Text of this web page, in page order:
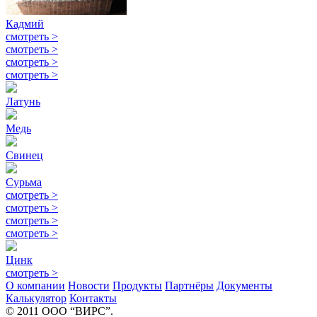
Кадмий
смотреть >
смотреть >
смотреть >
смотреть >
Латунь
Медь
Свинец
Сурьма
смотреть >
смотреть >
смотреть >
смотреть >
Цинк
смотреть >
О компании Новости Продукты Партнёры Документы
Калькулятор Контакты
© 2011 ООО “ВИРС”.